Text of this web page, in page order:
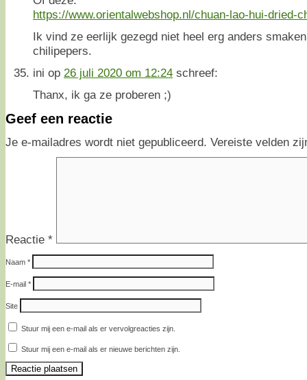
https://www.orientalwebshop.nl/chuan-lao-hui-dried-
Ik vind ze eerlijk gezegd niet heel erg anders smaken
chilipepers.
ini op 26 juli 2020 om 12:24 schreef:
Thanx, ik ga ze proberen ;)
Geef een reactie
Je e-mailadres wordt niet gepubliceerd. Vereiste velden
Reactie *
Naam *
E-mail *
Site
Stuur mij een e-mail als er vervolgreacties zijn.
Stuur mij een e-mail als er nieuwe berichten zijn.